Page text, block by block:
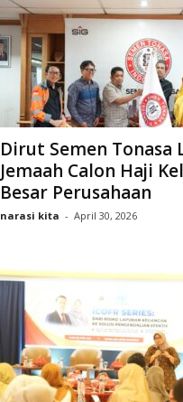
Dirut Semen Tonasa
Jemaah Calon Haji
Besar Perusahaan
narasi kita - April 30, 2026